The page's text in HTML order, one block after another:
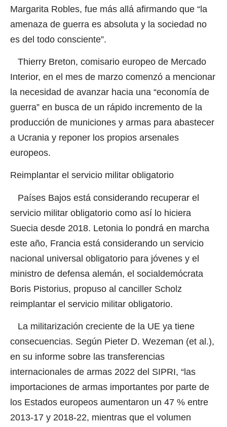
Margarita Robles, fue más allá afirmando que “la
amenaza de guerra es absoluta y la sociedad no
es del todo consciente”.
Thierry Breton, comisario europeo de Mercado
Interior, en el mes de marzo comenzó a mencionar
la necesidad de avanzar hacia una “economía de
guerra” en busca de un rápido incremento de la
producción de municiones y armas para abastecer
a Ucrania y reponer los propios arsenales
europeos.
Reimplantar el servicio militar obligatorio
Países Bajos está considerando recuperar el
servicio militar obligatorio como así lo hiciera
Suecia desde 2018. Letonia lo pondrá en marcha
este año, Francia está considerando un servicio
nacional universal obligatorio para jóvenes y el
ministro de defensa alemán, el socialdemócrata
Boris Pistorius, propuso al canciller Scholz
reimplantar el servicio militar obligatorio.
La militarización creciente de la UE ya tiene
consecuencias. Según Pieter D. Wezeman (et al.),
en su informe sobre las transferencias
internacionales de armas 2022 del SIPRI, “las
importaciones de armas importantes por parte de
los Estados europeos aumentaron un 47 % entre
2013-17 y 2018-22, mientras que el volumen